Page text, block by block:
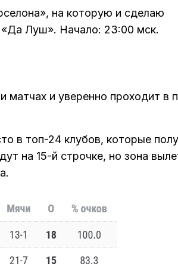
на которую и сделаю
«Да Луш». Начало: 23:00 мск.
матчах и уверенно проходит в
в топ-24 клубов, которые
на 15-й строчке, но зона